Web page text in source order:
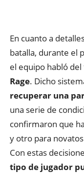
En cuanto a
batalla, durante el
el equipo habló
Rage. Dicho
recuperar una
una serie de
confirmaron que
y otro para
Con estas
tipo de jugador